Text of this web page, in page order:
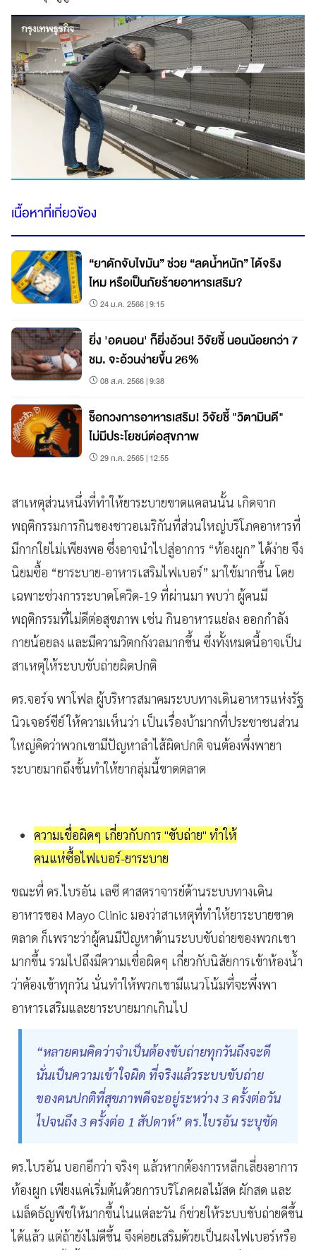
เนื้อหาที่เกี่ยวข้อง
“ยาดักจับไขมัน” ช่วย “ลดน้ำหนัก” ได้จริง
ไหม หรือเป็นภัยร้ายอาหารเสริม?
24 ม.ค. 2566 | 9:15
ยิ่ง 'อดนอน' ก็ยิ่งอ้วน! วิจัยชี้ นอนน้อยกว่า 7
ชม. จะอ้วนง่ายขึ้น 26%
08 ส.ค. 2566 | 9:38
ช็อกวงการอาหารเสริม! วิจัยชี้ "วิตามินดี"
ไม่มีประโยชน์ต่อสุขภาพ
29 ก.ค. 2565 | 12:55
สาเหตุส่วนหนึ่งที่ทำให้ยาระบายขาดแคลนนั้น เกิดจาก
พฤติกรรมการกินของชาวอเมริกันที่ส่วนใหญ่บริโภคอาหารที่
มีกากใยไม่เพียงพอ ซึ่งอาจนำไปสู่อาการ “ท้องผูก” ได้ง่าย จึง
นิยมซื้อ “ยาระบาย-อาหารเสริมไฟเบอร์” มาใช้มากขึ้น โดย
เฉพาะช่วงการระบาดโควิด-19 ที่ผ่านมา พบว่า ผู้คนมี
พฤติกรรมที่ไม่ดีต่อสุขภาพ เช่น กินอาหารแย่ลง ออกกำลัง
กายน้อยลง และมีความวิตกกังวลมากขึ้น ซึ่งทั้งหมดนี้อาจเป็น
สาเหตุให้ระบบขับถ่ายผิดปกติ
ดร.จอร์จ พาโฟล ผู้บริหารสมาคมระบบทางเดินอาหารแห่งรัฐ
นิวเจอร์ซีย์ ให้ความเห็นว่า เป็นเรื่องบ้ามากที่ประชาชนส่วน
ใหญ่คิดว่าพวกเขามีปัญหาลำไส้ผิดปกติ จนต้องพึ่งพายา
ระบายมากถึงขั้นทำให้ยากลุ่มนี้ขาดตลาด
ความเชื่อผิดๆ เกี่ยวกับการ "ขับถ่าย" ทำให้
คนแห่ซื้อไฟเบอร์-ยาระบาย
ขณะที่ ดร.ไบรอัน เลซี ศาสตราจารย์ด้านระบบทางเดิน
อาหารของ Mayo Clinic มองว่าสาเหตุที่ทำให้ยาระบายขาด
ตลาด ก็เพราะว่าผู้คนมีปัญหาด้านระบบขับถ่ายของพวกเขา
มากขึ้น รวมไปถึงมีความเชื่อผิดๆ เกี่ยวกับนิสัยการเข้าห้องน้ำ
ว่าต้องเข้าทุกวัน นั่นทำให้พวกเขามีแนวโน้มที่จะพึ่งพา
อาหารเสริมและยาระบายมากเกินไป
“หลายคนคิดว่าจำเป็นต้องขับถ่ายทุกวันถึงจะดี
นั่นเป็นความเข้าใจผิด ที่จริงแล้วระบบขับถ่าย
ของคนปกติที่สุขภาพดีจะอยู่ระหว่าง 3 ครั้งต่อวัน
ไปจนถึง 3 ครั้งต่อ 1 สัปดาห์” ดร.ไบรอัน ระบุชัด
ดร.ไบรอัน บอกอีกว่า จริงๆ แล้วหากต้องการหลีกเลี่ยงอาการ
ท้องผูก เพียงแค่เริ่มต้นด้วยการบริโภคผลไม้สด ผักสด และ
เมล็ดธัญพืชให้มากขึ้นในแต่ละวัน ก็ช่วยให้ระบบขับถ่ายดีขึ้น
ได้แล้ว แต่ถ้ายังไม่ดีขึ้น จึงค่อยเสริมด้วยเป็นผงไฟเบอร์หรือ